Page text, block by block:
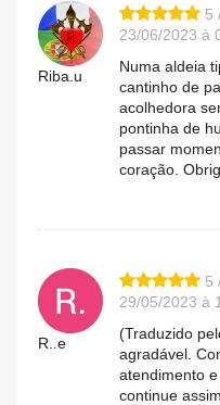
Riba.u
5
23/06/2023 à
Numa aldeia
cantinho de
acolhedora
pontinha de
passar
coração.
R..e
5
29/05/2023 à
(Traduzido
agradável.
atendimento
continue